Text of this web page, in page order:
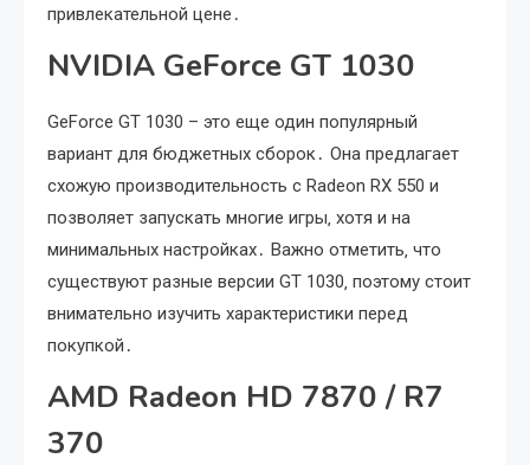
привлекательной цене․
NVIDIA GeForce GT 1030
GeForce GT 1030 – это еще один популярный
вариант для бюджетных сборок․ Она предлагает
схожую производительность с Radeon RX 550 и
позволяет запускать многие игры‚ хотя и на
минимальных настройках․ Важно отметить‚ что
существуют разные версии GT 1030‚ поэтому стоит
внимательно изучить характеристики перед
покупкой․
AMD Radeon HD 7870 / R7
370